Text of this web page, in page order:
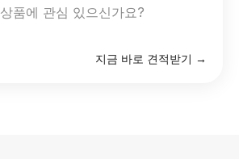
상품에 관심 있으신가요?
지금 바로 견적받기 →